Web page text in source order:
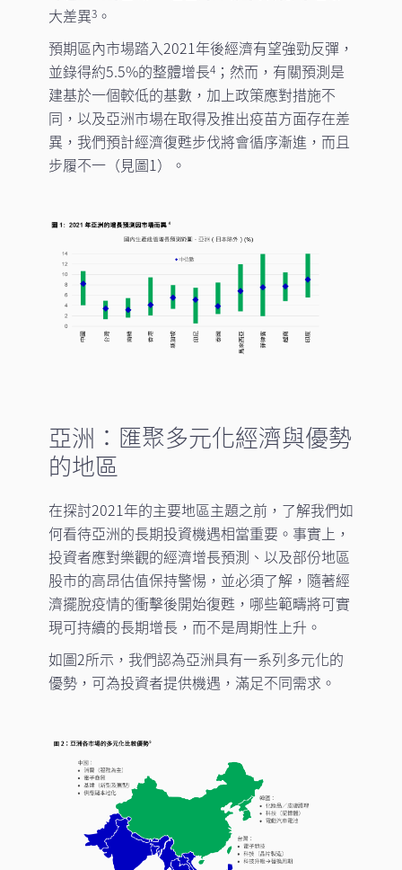
大差異3。
預期區內市場踏入2021年後經濟有望強勁反彈，
並錄得約5.5%的整體增長4；然而，有關預測是
建基於一個較低的基數，加上政策應對措施不
同，以及亞洲市場在取得及推出疫苗方面存在差
異，我們預計經濟復甦步伐將會循序漸進，而且
步履不一（見圖1）。
亞洲：匯聚多元化經濟與優勢
的地區
在探討2021年的主要地區主題之前，了解我們如
何看待亞洲的長期投資機遇相當重要。事實上，
投資者應對樂觀的經濟增長預測、以及部份地區
股市的高昂估值保持警惕，並必須了解，隨著經
濟擺脫疫情的衝擊後開始復甦，哪些範疇將可實
現可持續的長期增長，而不是周期性上升。
如圖2所示，我們認為亞洲具有一系列多元化的
優勢，可為投資者提供機遇，滿足不同需求。